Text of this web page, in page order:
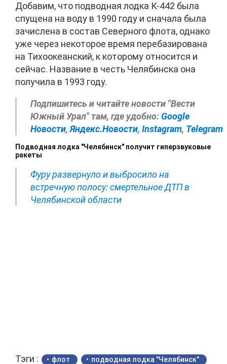
Добавим, что подводная лодка К-442 была
спущена на воду в 1990 году и сначала была
зачислена в состав Северного флота, однако
уже через некоторое время перебазирована
на Тихоокеанский, к которому относится и
сейчас. Название в честь Челябинска она
получила в 1993 году.
Подпишитесь и читайте новости "Вести
Южный Урал" там, где удобно: Google
Новости,Яндекс.Новости, Instagram, Telegram
Подводная лодка "Челябинск" получит гиперзвуковые
ракеты
Фуру развернуло и выбросило на
встречную полосу: смертельное ДТП в
Челябинской области
Тэги : флот подводная лодка "Челябинск"